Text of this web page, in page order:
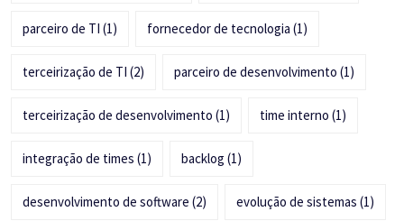
parceiro de TI (1) fornecedor de tecnologia (1)
terceirização de TI (2) parceiro de desenvolvimento (1)
terceirização de desenvolvimento (1) time interno (1)
integração de times (1) backlog (1)
desenvolvimento de software (2) evolução de sistemas (1)